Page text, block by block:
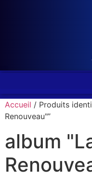
Accueil / Produits
Renouveau"”
album